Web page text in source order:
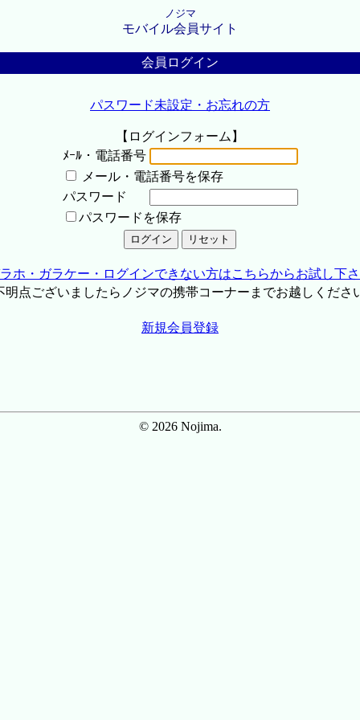
ノジマ
モバイル会員サイト
会員ログイン
パスワード未設定・お忘れの方
【ログインフォーム】
ﾒｰﾙ・電話番号
メール・電話番号を保存
パスワード
パスワードを保存
ホ・ガラケー・ログインできない方はこちらからお試し下
点ございましたらノジマの携帯コーナーまでお越しくださ
新規会員登録
© 2026 Nojima.